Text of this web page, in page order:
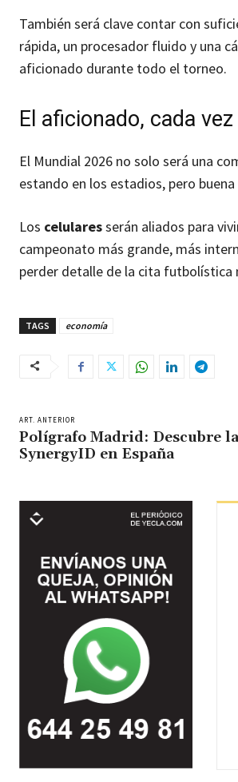
También será clave contar con
rápida, un procesador fluido y una
aficionado durante todo el torneo.
El aficionado, cada
El Mundial 2026 no solo será una
estando en los estadios, pero
Los celularesserán aliados para
campeonato más grande, más
perder detalle de la cita futbolística
TAGS economía
ART. ANTERIOR
Polígrafo Madrid: Descubre
SynergyID en España